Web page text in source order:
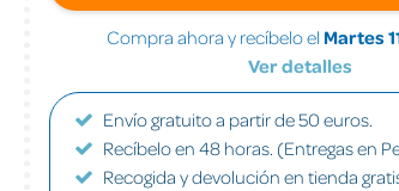
Compra ahora y recíbelo el Martes
Ver detalles
Envío gratuito a partir de 50 euros.
Recíbelo en 48 horas. (Entregas en
Recogida y devolución en tienda